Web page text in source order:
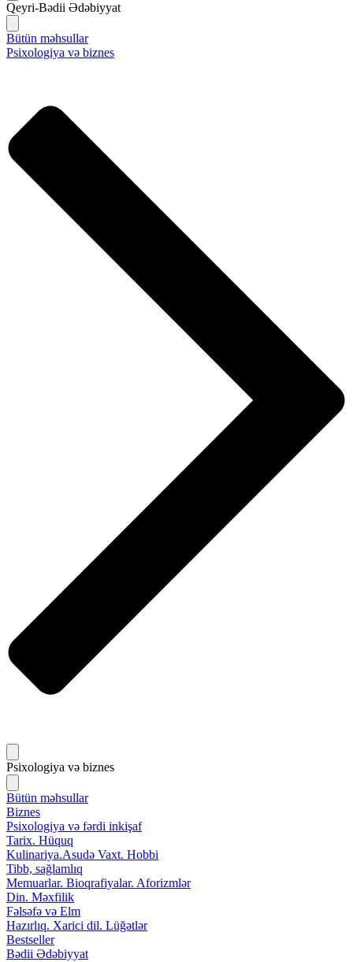
Qeyri-Bədii Ədəbiyyat
Bütün məhsullar
Psixologiya və biznes
Psixologiya və biznes
Bütün məhsullar
Biznes
Psixologiya və fərdi inkişaf
Tarix. Hüquq
Kulinariya.Asudə Vaxt. Hobbi
Tibb, sağlamlıq
Memuarlar. Bioqrafiyalar. Aforizmlər
Din. Məxfilik
Fəlsəfə və Elm
Hazırlıq. Xarici dil. Lüğətlər
Bestseller
Bədii Ədəbiyyat